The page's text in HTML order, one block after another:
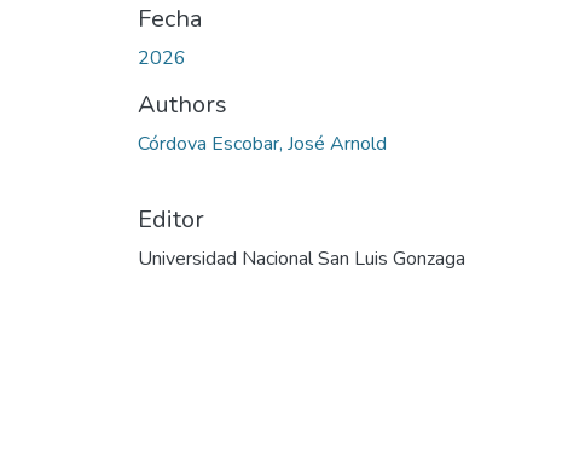
Fecha
2026
Authors
Córdova Escobar, José Arnold
Editor
Universidad Nacional San Luis Gonzaga